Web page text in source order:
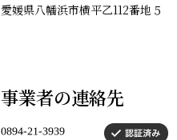
愛媛県八幡浜市横平乙112番地５
事業者の連絡先